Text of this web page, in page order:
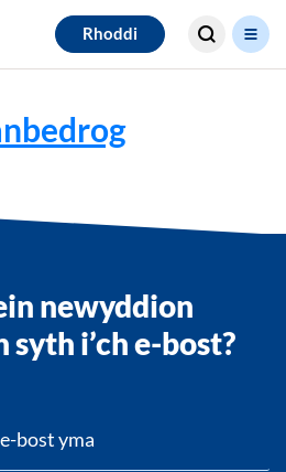
Rhoddi
Search for
results
newyddion
i’ch e-bost?